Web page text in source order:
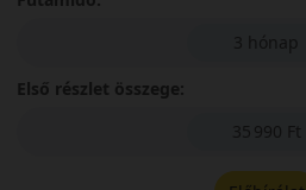
3 hónap
Első részlet összege:
35 990 Ft